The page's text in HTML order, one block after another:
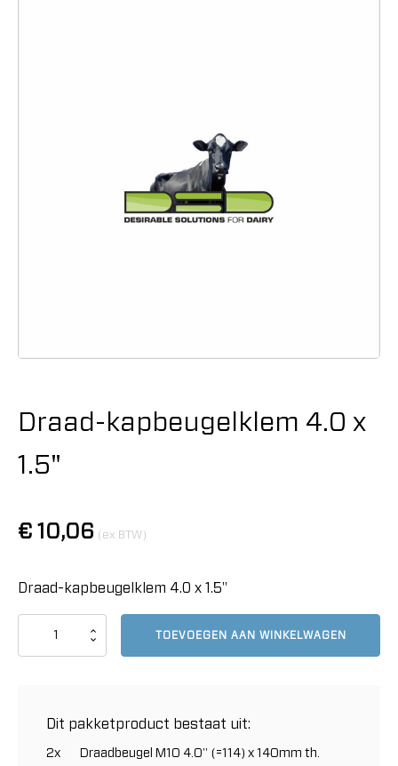
Draad-kapbeugelklem 4.0 x
1.5"
€ 10,06 (ex BTW)
Draad-kapbeugelklem 4.0 x 1.5"
TOEVOEGEN AAN WINKELWAGEN
Dit pakketproduct bestaat uit:
2x
Draadbeugel M10 4.0" (=114) x 140mm th.